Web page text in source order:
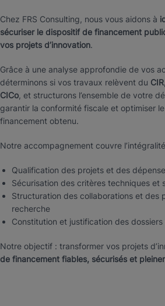
Chez FRS Consulting, nous vous aidons à
sécuriser le dispositif de financement
vos projets d’innovation.
Grâce à une analyse approfondie de vos
déterminons si vos travaux relèvent du
CICo, et structurons l’ensemble de votre
garantir la conformité fiscale et optimiser
financement obtenu.
Notre accompagnement couvre
Qualification des projets et des
Sécurisation des critères techniques et
Structuration des collaborations et des
recherche
Constitution et justification des
Notre objectif : transformer vos projets
de financement fiables, sécurisés et